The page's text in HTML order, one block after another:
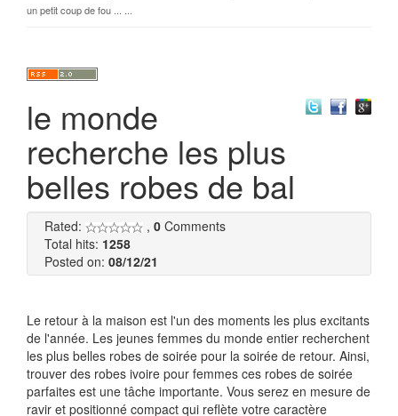
un petit coup de fou ... ...
le monde
recherche les plus
belles robes de bal
Rated: , 0 Comments
Total hits: 1258
Posted on: 08/12/21
Le retour à la maison est l'un des moments les plus excitants
de l'année. Les jeunes femmes du monde entier recherchent
les plus belles robes de soirée pour la soirée de retour. Ainsi,
trouver des robes ivoire pour femmes ces robes de soirée
parfaites est une tâche importante. Vous serez en mesure de
ravir et positionné compact qui reflète votre caractère